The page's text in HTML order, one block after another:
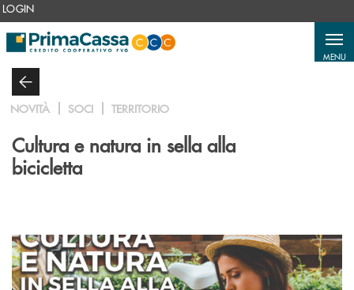
Salta al contenuto principale
LOGIN
MENU
NOVITÀ SOCI TERRITORIO
Cultura e natura in sella alla
bicicletta